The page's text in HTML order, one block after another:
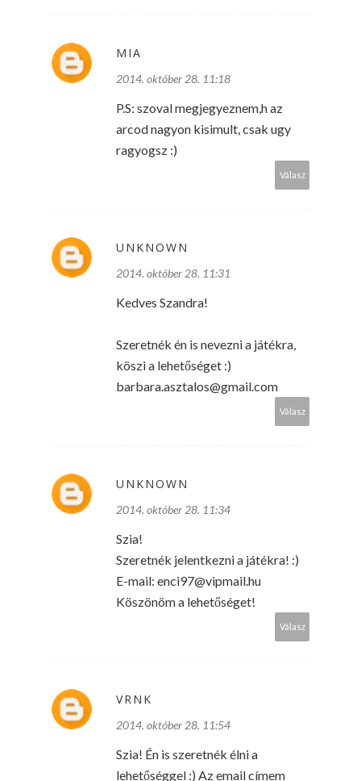
MIA
2014. október 28. 11:18
P.S: szoval megjegyeznem,h az
arcod nagyon kisimult, csak ugy
ragyogsz :)
Válasz
UNKNOWN
2014. október 28. 11:31
Kedves Szandra!
Szeretnék én is nevezni a játékra,
köszi a lehetőséget :)
barbara.asztalos@gmail.com
Válasz
UNKNOWN
2014. október 28. 11:34
Szia!
Szeretnék jelentkezni a játékra! :)
E-mail: enci97@vipmail.hu
Köszönöm a lehetőséget!
Válasz
VRNK
2014. október 28. 11:54
Szia! Én is szeretnék élni a
lehetőséggel :) Az email címem